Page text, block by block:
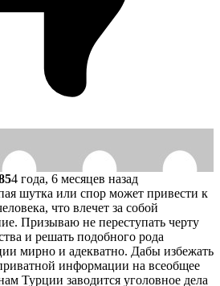
4 года, 6 месяцев назад
шутка или спор может привести к
что влечет за собой
Призываю не переступать черту
и решать подобного рода
мирно и адекватно. Дабы избежать
информации на всеобщее
Турции заводится уголовное дела